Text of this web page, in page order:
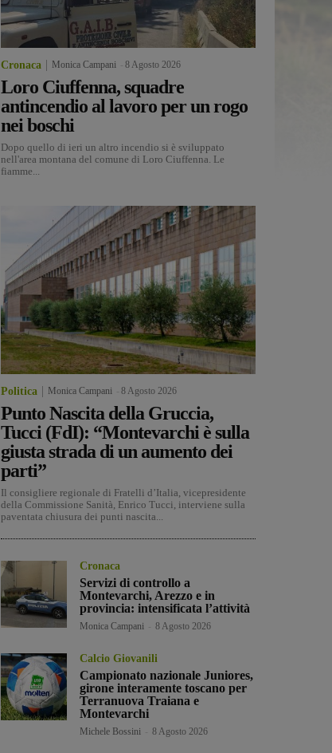
Cronaca Monica Campani 8 Agosto 2026
Loro Ciuffenna, squadre
antincendio al lavoro per un rogo
nei boschi
Dopo quello di ieri un altro incendio si è sviluppato
nell'area montana del comune di Loro Ciuffenna. Le
fiamme...
Politica Monica Campani 8 Agosto 2026
Punto Nascita della Gruccia,
Tucci (FdI): “Montevarchi è sulla
giusta strada di un aumento dei
parti”
Il consigliere regionale di Fratelli d’Italia, vicepresidente
della Commissione Sanità, Enrico Tucci, interviene sulla
paventata chiusura dei punti nascita...
Cronaca
Servizi di controllo a
Montevarchi, Arezzo e in
provincia: intensificata l’attività
Monica Campani 8 Agosto 2026
Calcio Giovanili
Campionato nazionale Juniores,
girone interamente toscano per
Terranuova Traiana e
Montevarchi
Michele Bossini 8 Agosto 2026